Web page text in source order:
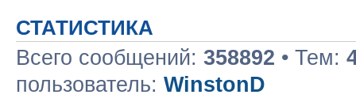
СТАТИСТИКА
Всего сообщений: 358892 • Тем:
пользователь: WinstonD